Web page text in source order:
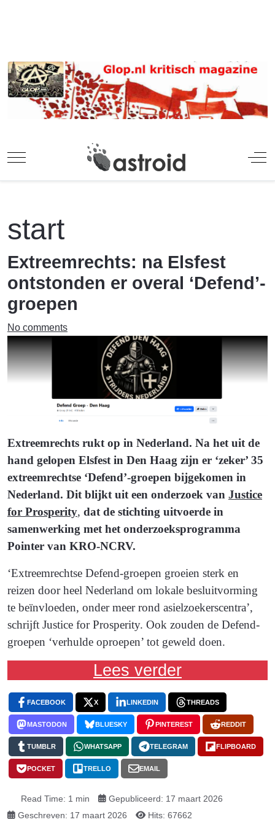
Mobile Menu Toggle Off-
start
Extreemrechts: na Elsfest
ontstonden er overal ‘Defend’-
groepen
No comments
Extreemrechts rukt op in Nederland. Na het uit de
hand gelopen Elsfest in Den Haag zijn er ‘zeker’ 35
extreemrechtse ‘Defend’-groepen bijgekomen in
Nederland. Dit blijkt uit een onderzoek van Justice
for Prosperity, dat de stichting uitvoerde in
samenwerking met het onderzoeksprogramma
Pointer van KRO-NCRV.
‘Extreemrechtse Defend-groepen groeien sterk en
reizen door heel Nederland om lokale besluitvorming
te beïnvloeden, onder meer rond asielzoekerscentra’,
schrijft Justice for Prosperity. Ook zouden de Defend-
groepen ‘verhulde oproepen’ tot geweld doen.
Lees verder
FACEBOOK X LINKEDIN THREADS
MASTODON BLUESKY PINTEREST REDDIT
TUMBLR WHATSAPP TELEGRAM FLIPBOARD
POCKET TRELLO EMAIL
Read Time: 1 min
Gepubliceerd: 17 maart 2026
Geschreven: 17 maart 2026
Hits: 67662